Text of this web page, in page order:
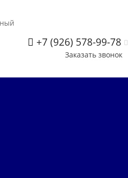
+7 (926) 578-99-78
Заказать звонок